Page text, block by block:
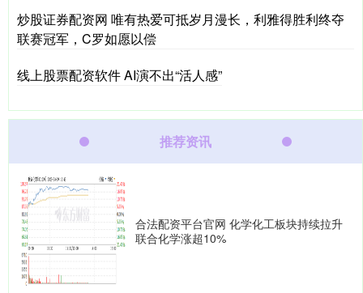
炒股证券配资网 唯有热爱可抵岁月漫长，利雅得胜利终夺
联赛冠军，C罗如愿以偿
线上股票配资软件 AI演不出“活人感”
推荐资讯
合法配资平台官网 化学化工板块持续拉升
联合化学涨超10%